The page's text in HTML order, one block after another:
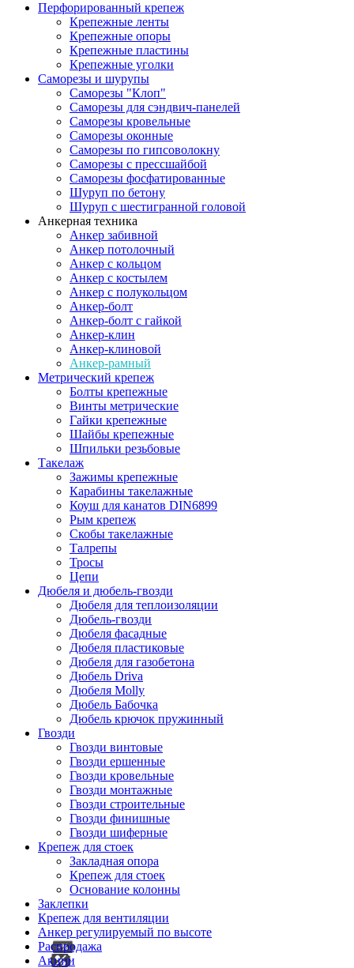
Перфорированный крепеж
Крепежные ленты
Крепежные опоры
Крепежные пластины
Крепежные уголки
Саморезы и шурупы
Саморезы "Клоп"
Саморезы для сэндвич-панелей
Саморезы кровельные
Саморезы оконные
Саморезы по гипсоволокну
Саморезы с прессшайбой
Саморезы фосфатированные
Шуруп по бетону
Шуруп с шестигранной головой
Анкерная техника
Анкер забивной
Анкер потолочный
Анкер с кольцом
Анкер с костылем
Анкер с полукольцом
Анкер-болт
Анкер-болт с гайкой
Анкер-клин
Анкер-клиновой
Анкер-рамный
Метрический крепеж
Болты крепежные
Винты метрические
Гайки крепежные
Шайбы крепежные
Шпильки резьбовые
Такелаж
Зажимы крепежные
Карабины такелажные
Коуш для канатов DIN6899
Рым крепеж
Скобы такелажные
Талрепы
Тросы
Цепи
Дюбеля и дюбель-гвозди
Дюбеля для теплоизоляции
Дюбель-гвозди
Дюбеля фасадные
Дюбеля пластиковые
Дюбеля для газобетона
Дюбель Driva
Дюбеля Molly
Дюбель Бабочка
Дюбель крючок пружинный
Гвозди
Гвозди винтовые
Гвозди ершенные
Гвозди кровельные
Гвозди монтажные
Гвозди строительные
Гвозди финишные
Гвозди шиферные
Крепеж для стоек
Закладная опора
Крепеж для стоек
Основание колонны
Заклепки
Крепеж для вентиляции
Анкер регулируемый по высоте
Распродажа
Акции